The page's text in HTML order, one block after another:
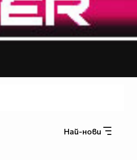
Най-нови